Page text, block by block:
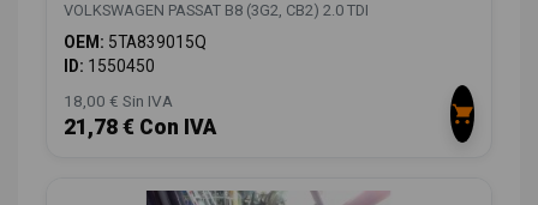
VOLKSWAGEN PASSAT B8 (3G2, CB2) 2.0 TDI
OEM: 5TA839015Q
ID: 1550450
18,00 € Sin IVA
21,78 € Con IVA